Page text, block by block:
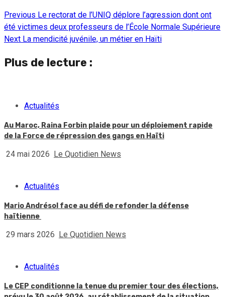
Continue
Reading
Previous Le rectorat de l’UNIQ déplore l’agression dont ont
été victimes deux professeurs de l’École Normale Supérieure
Next La mendicité juvénile, un métier en Haïti
Plus de lecture :
Actualités
Au Maroc, Raina Forbin plaide pour un déploiement rapide
de la Force de répression des gangs en Haïti
24 mai 2026 Le Quotidien News
Actualités
Mario Andrésol face au défi de refonder la défense
haïtienne
29 mars 2026 Le Quotidien News
Actualités
Le CEP conditionne la tenue du premier tour des élections,